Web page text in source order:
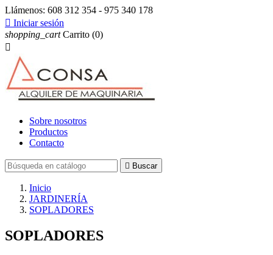
Llámenos: 608 312 354 - 975 340 178
 Iniciar sesión
shopping_cart Carrito (0)

Sobre nosotros
Productos
Contacto
 Buscar
Inicio
JARDINERÍA
SOPLADORES
SOPLADORES